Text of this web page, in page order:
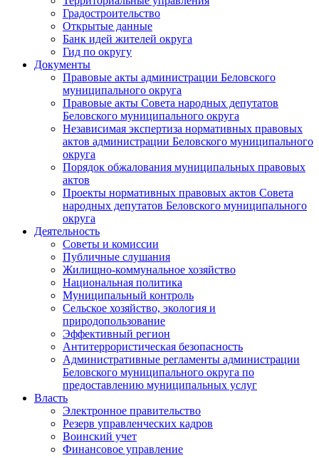
Градостроительство
Открытые данные
Банк идей жителей округа
Гид по округу
Документы
Правовые акты администрации Беловского
муниципального округа
Правовые акты Совета народных депутатов
Беловского муниципального округа
Независимая экспертиза нормативных правовых
актов администрации Беловского муниципального
округа
Порядок обжалования муниципальных правовых
актов
Проекты нормативных правовых актов Совета
народных депутатов Беловского муниципального
округа
Деятельность
Советы и комиссии
Публичные слушания
Жилищно-коммунальное хозяйство
Национальная политика
Муниципальный контроль
Сельское хозяйство, экология и
природопользование
Эффективный регион
Антитеррористическая безопасность
Административные регламенты администрации
Беловского муниципального округа по
предоставлению муниципальных услуг
Власть
Электронное правительство
Резерв управленческих кадров
Воинский учет
Финансовое управление